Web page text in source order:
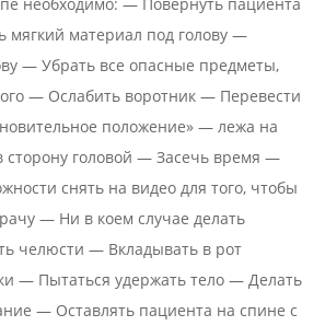
мягкий материал под голову —
— Убрать все опасные предметы,
— Ослабить воротник — Перевести
положение» — лежа на
сторону головой — Засечь время —
снять на видео для того, чтобы
— Ни в коем случае делать
челюсти — Вкладывать в рот
— Пытаться удержать тело — Делать
— Оставлять пациента на спине с